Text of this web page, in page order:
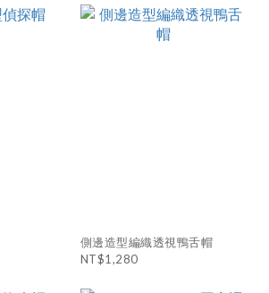
側邊造型編織透視鴨舌帽
NT$1,280